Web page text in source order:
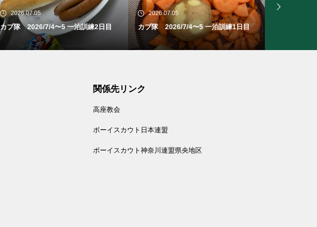
2026.07.05
カブ隊 2026/7/4〜5 一泊訓練2日目
2026.07.05
カブ隊 2026/7/4〜5 一泊訓練1日目
関係先リンク
高座教会
ボーイスカウト日本連盟
ボーイスカウト神奈川連盟県央地区